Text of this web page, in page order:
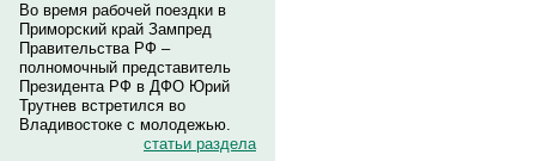
Во время рабочей поездки в
Приморский край Зампред
Правительства РФ –
полномочный представитель
Президента РФ в ДФО Юрий
Трутнев встретился во
Владивостоке с молодежью.
статьи раздела